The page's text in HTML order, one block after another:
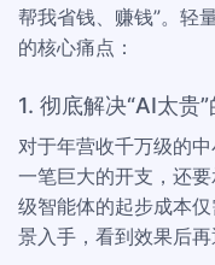
帮我省钱、赚钱”。轻
的核心痛点：
1. 彻底解决“AI太贵
对于年营收千万级的
一笔巨大的开支，还
级智能体的起步成本
景入手，看到效果后再